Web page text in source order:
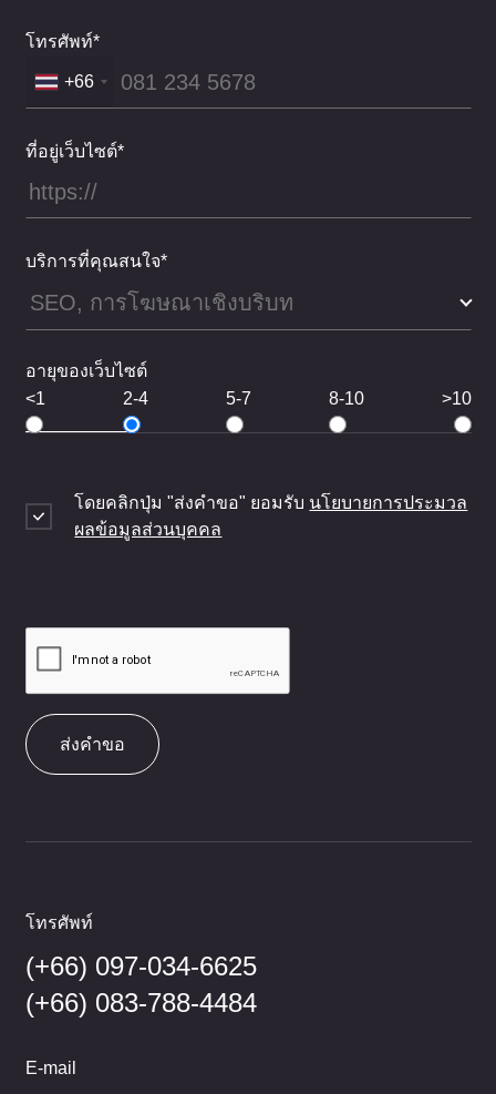
โทรศัพท์*
+66
ที่อยู่เว็บไซต์*
บริการที่คุณสนใจ*
อายุของเว็บไซต์
<1
2-4 5-7 8-10 >10
โดยคลิกปุ่ม "ส่งคำขอ" ยอมรับ นโยบายการประมวล
ผลข้อมูลส่วนบุคคล
ส่งคำขอ
โทรศัพท์
(+66) 097-034-6625
(+66) 083-788-4484
E-mail